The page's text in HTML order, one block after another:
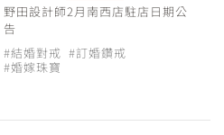
野田設計師2月南西店駐店日期公
告
#結婚對戒 #訂婚鑽戒
#婚嫁珠寶